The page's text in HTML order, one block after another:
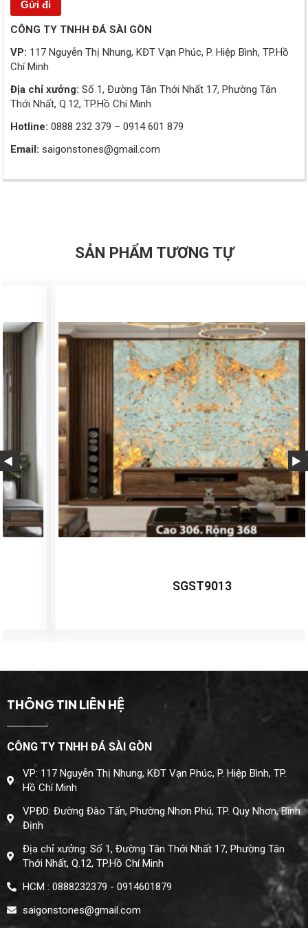
CÔNG TY TNHH ĐÁ SÀI GÒN
VP: 117 Nguyễn Thị Nhung, KĐT Vạn Phúc, P. Hiệp Bình, TP.Hồ
Chí Minh
Địa chỉ xưởng: Số 1, Đường Tân Thới Nhất 17, Phường Tân
Thới Nhất, Q.12, TP.Hồ Chí Minh
Hotline: 0888 232 379 – 0914 601 879
Email: saigonstones@gmail.com
SẢN PHẨM TƯƠNG TỰ
SGST9013
THÔNG TIN LIÊN HỆ
CÔNG TY TNHH ĐÁ SÀI GÒN
VP: 117 Nguyễn Thị Nhung, KĐT Vạn Phúc, P. Hiệp Bình, TP.
Hồ Chí Minh
VPĐD: Đường Đào Tấn, Phường Nhơn Phú, TP. Quy Nhơn, Bình
Định
Địa chỉ xưởng: Số 1, Đường Tân Thới Nhất 17, Phường Tân
Thới Nhất, Q.12, TP.Hồ Chí Minh
HCM : 0888232379 - 0914601879
saigonstones@gmail.com